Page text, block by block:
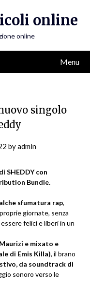
online
online
Menu
nuovo singolo
byadmin
SHEDDY con
Bundle.
sfumatura rap,
giornate, senza
felici e liberi in un
e mixato e
di Emis Killa), il brano
da soundtrack di
sonoro verso le